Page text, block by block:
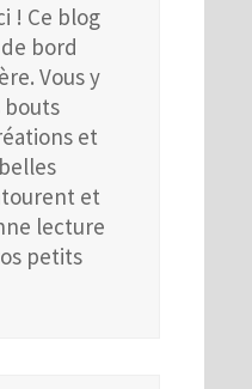
! Ce blog
bord
Vous y
bouts
et
et
lecture
petits